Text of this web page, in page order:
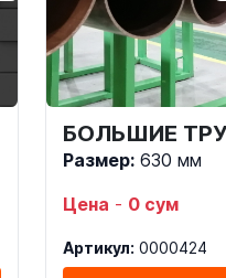
БОЛЬШИЕ
Размер:630 мм
Цена - 0 сум
Артикул: 0000424